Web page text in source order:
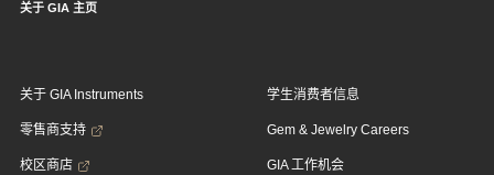
关于 GIA 主页
关于 GIA Instruments
零售商支持
校区商店
学生消费者信息
Gem & Jewelry Careers
GIA 工作机会